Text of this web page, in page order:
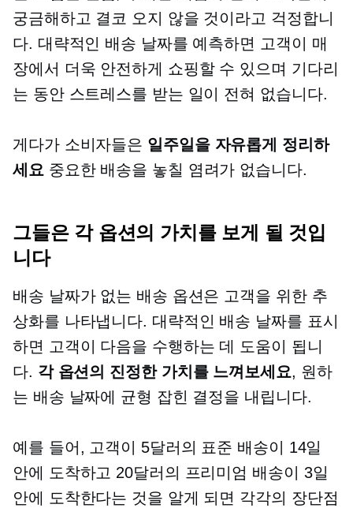
궁금해하고 결코 오지 않을 것이라고 걱정합니
다. 대략적인 배송 날짜를 예측하면 고객이 매
장에서 더욱 안전하게 쇼핑할 수 있으며 기다리
는 동안 스트레스를 받는 일이 전혀 없습니다.
게다가 소비자들은 일주일을 자유롭게 정리하
세요 중요한 배송을 놓칠 염려가 없습니다.
그들은 각 옵션의 가치를 보게 될 것입
니다
배송 날짜가 없는 배송 옵션은 고객을 위한 추
상화를 나타냅니다. 대략적인 배송 날짜를 표시
하면 고객이 다음을 수행하는 데 도움이 됩니
다. 각 옵션의 진정한 가치를 느껴보세요, 원하
는 배송 날짜에 균형 잡힌 결정을 내립니다.
예를 들어, 고객이 5달러의 표준 배송이 14일
안에 도착하고 20달러의 프리미엄 배송이 3일
안에 도착한다는 것을 알게 되면 각각의 장단점